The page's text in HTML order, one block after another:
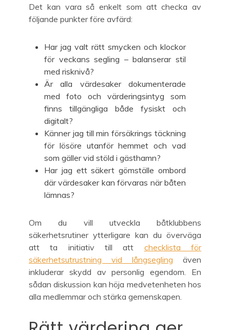
Det kan vara så enkelt som att checka av
följande punkter före avfärd:
Har jag valt rätt smycken och klockor
för veckans segling – balanserar stil
med risknivå?
Är alla värdesaker dokumenterade
med foto och värderingsintyg som
finns tillgängliga både fysiskt och
digitalt?
Känner jag till min försäkrings täckning
för lösöre utanför hemmet och vad
som gäller vid stöld i gästhamn?
Har jag ett säkert gömställe ombord
där värdesaker kan förvaras när båten
lämnas?
Om du vill utveckla båtklubbens
säkerhetsrutiner ytterligare kan du överväga
att ta initiativ till att checklista för
säkerhetsutrustning vid långsegling även
inkluderar skydd av personlig egendom. En
sådan diskussion kan höja medvetenheten hos
alla medlemmar och stärka gemenskapen.